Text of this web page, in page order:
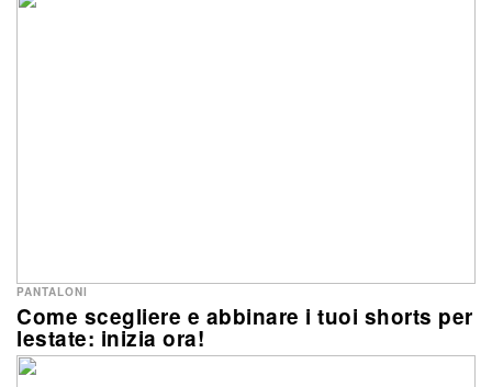
Come scegliere e abbinare i tuoi shorts per
lestate: inizia ora!
PANTALONI